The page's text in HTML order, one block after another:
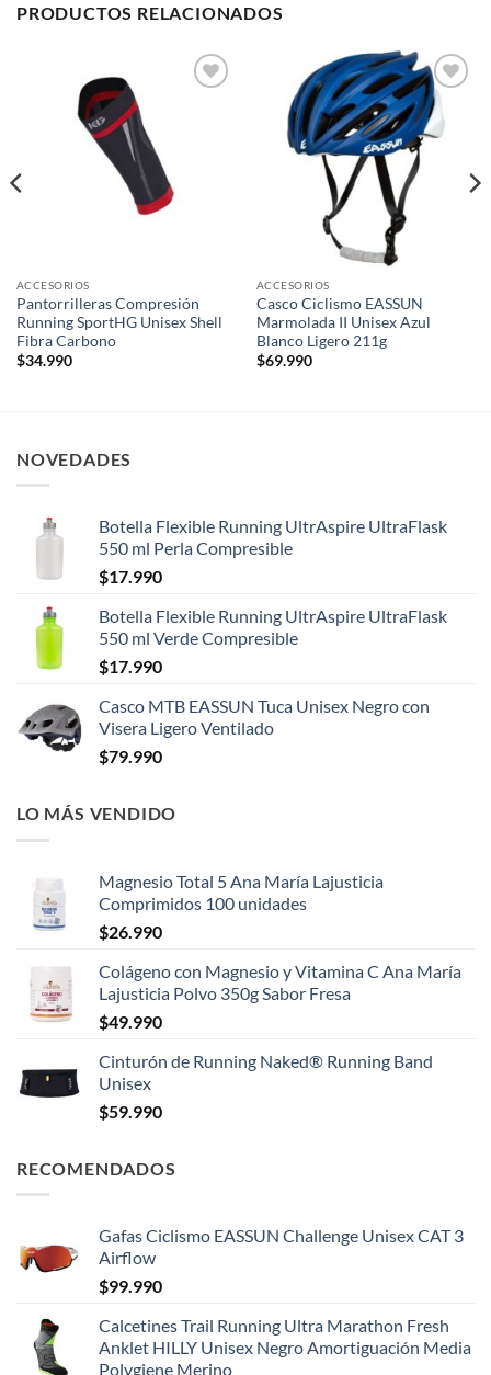
PRODUCTOS RELACIONADOS
ACCESORIOS
Pantorrilleras Compresión
Running SportHG Unisex Shell
Fibra Carbono
$34.990
Add to
wishlist
ACCESORIOS
Casco Ciclismo EASSUN
Marmolada II Unisex Azul
Blanco Ligero 211g
$69.990
NOVEDADES
Botella Flexible Running UltrAspire UltraFlask
550 ml Perla Compresible
$17.990
Botella Flexible Running UltrAspire UltraFlask
550 ml Verde Compresible
$17.990
Casco MTB EASSUN Tuca Unisex Negro con
Visera Ligero Ventilado
$79.990
LO MÁS VENDIDO
Magnesio Total 5 Ana María Lajusticia
Comprimidos 100 unidades
$26.990
Colágeno con Magnesio y Vitamina C Ana María
Lajusticia Polvo 350g Sabor Fresa
$49.990
Cinturón de Running Naked® Running Band
Unisex
$59.990
RECOMENDADOS
Gafas Ciclismo EASSUN Challenge Unisex CAT 3
Airflow
$99.990
Calcetines Trail Running Ultra Marathon Fresh
Anklet HILLY Unisex Negro Amortiguación Media
Polygiene Merino